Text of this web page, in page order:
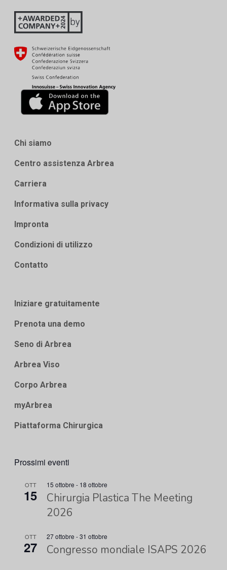
Chi siamo
Centro assistenza Arbrea
Carriera
Informativa sulla privacy
Impronta
Condizioni di utilizzo
Contatto
Iniziare gratuitamente
Prenota una demo
Seno di Arbrea
Arbrea Viso
Corpo Arbrea
myArbrea
Piattaforma Chirurgica
Prossimi eventi
OTT
15
15 ottobre - 18 ottobre
Chirurgia Plastica The Meeting
2026
OTT
27
27 ottobre -31 ottobre
Congresso mondiale ISAPS 2026